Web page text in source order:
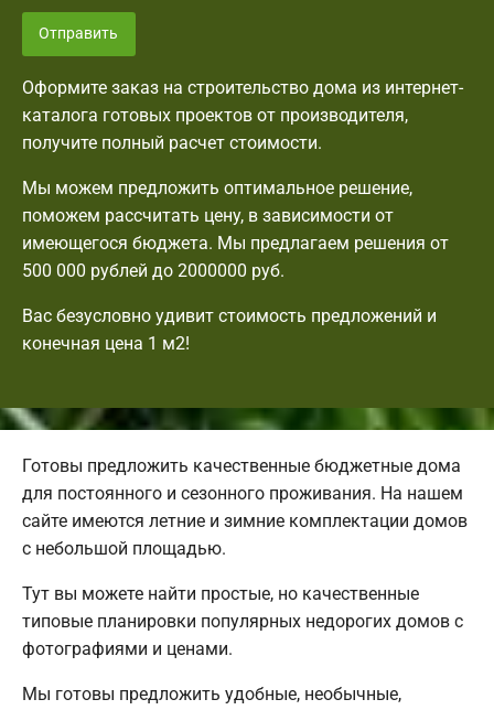
Отправить
Оформите заказ на строительство дома из интернет-
каталога готовых проектов от производителя,
получите полный расчет стоимости.
Мы можем предложить оптимальное решение,
поможем рассчитать цену, в зависимости от
имеющегося бюджета. Мы предлагаем решения от
500 000 рублей до 2000000 руб.
Вас безусловно удивит стоимость предложений и
конечная цена 1 м2!
Готовы предложить качественные бюджетные дома
для постоянного и сезонного проживания. На нашем
сайте имеются летние и зимние комплектации домов
с небольшой площадью.
Тут вы можете найти простые, но качественные
типовые планировки популярных недорогих домов с
фотографиями и ценами.
Мы готовы предложить удобные, необычные,